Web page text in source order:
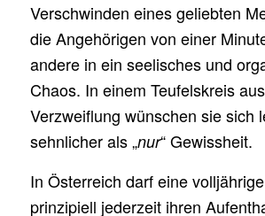
Verschwinden eines geliebten
die Angehörigen von einer
andere in ein seelisches und
Chaos. In einem Teufelskreis
Verzweiflung wünschen sie sich
sehnlicher als „nur“ Gewissheit.
In Österreich darf eine
prinzipiell jederzeit ihren